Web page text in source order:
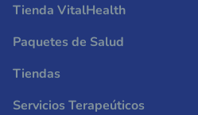
Tienda VitalHealth
Paquetes de Salud
Tiendas
Servicios Terapeúticos